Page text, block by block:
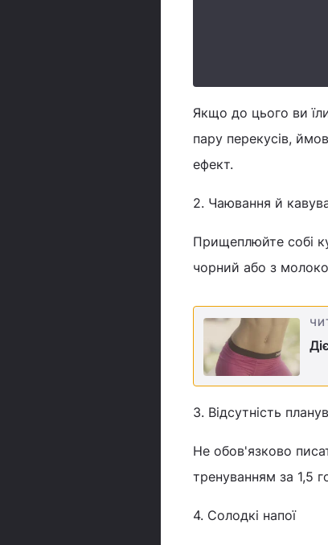
Якщо до цього ви
пару перекусів,
ефект.
2. Чаювання й
Прищеплюйте собі
чорний або з
3. Відсутність
Не обов'язково
тренуванням за 1,5
4. Солодкі напої